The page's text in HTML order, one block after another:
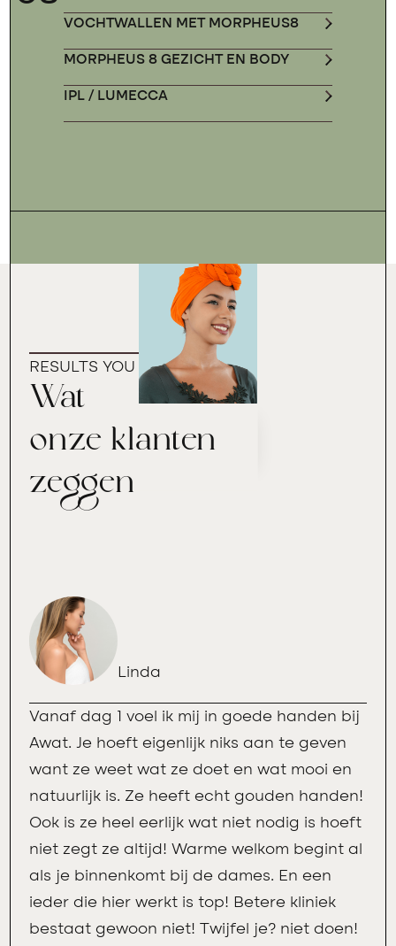
VOCHTWALLEN MET MORPHEUS8
MORPHEUS 8 GEZICHT EN BODY
IPL / LUMECCA
RESULTS YOU CAN TRUST
Wat
onze klanten
zeggen
Linda
Vanaf dag 1 voel ik mij in goede handen bij
Awat. Je hoeft eigenlijk niks aan te geven
want ze weet wat ze doet en wat mooi en
natuurlijk is. Ze heeft echt gouden handen!
Ook is ze heel eerlijk wat niet nodig is hoeft
niet zegt ze altijd! Warme welkom begint al
als je binnenkomt bij de dames. En een
ieder die hier werkt is top! Betere kliniek
bestaat gewoon niet! Twijfel je? niet doen!